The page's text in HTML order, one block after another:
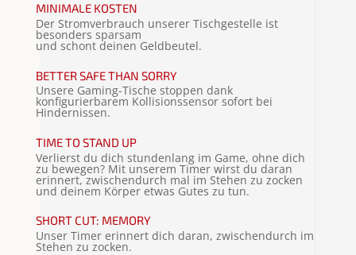
MINIMALE KOSTEN
Der Stromverbrauch unserer Tischgestelle ist
besonders sparsam
und schont deinen Geldbeutel.
BETTER SAFE THAN SORRY
Unsere Gaming-Tische stoppen dank
konfigurierbarem Kollisionssensor sofort bei
Hindernissen.
TIME TO STAND UP
Verlierst du dich stundenlang im Game, ohne dich
zu bewegen? Mit unserem Timer wirst du daran
erinnert, zwischendurch mal im Stehen zu zocken
und deinem Körper etwas Gutes zu tun.
SHORT CUT: MEMORY
Unser Timer erinnert dich daran, zwischendurch im
Stehen zu zocken.